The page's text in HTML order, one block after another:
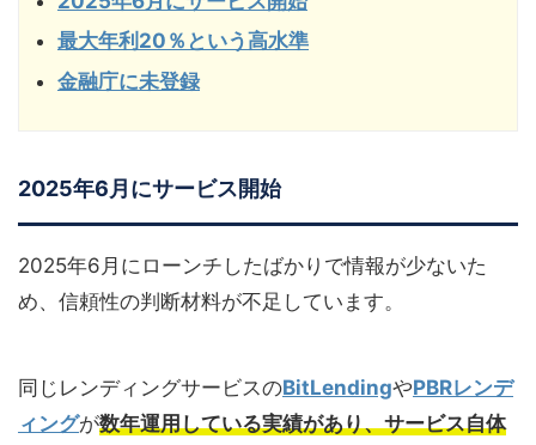
最大年利20％という高水準
金融庁に未登録
2025年6月にサービス開始
2025年6月にローンチしたばかりで情報が少ないた
め、信頼性の判断材料が不足しています。
同じレンディングサービスのBitLendingやPBRレンデ
ィングが数年運用している実績があり、サービス自体